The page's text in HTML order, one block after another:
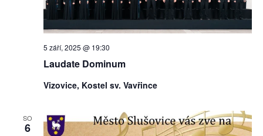
Laudate Dominum
5 září, 2025 @ 19:30
Vizovice, Kostel sv. Vavřince
SO
6